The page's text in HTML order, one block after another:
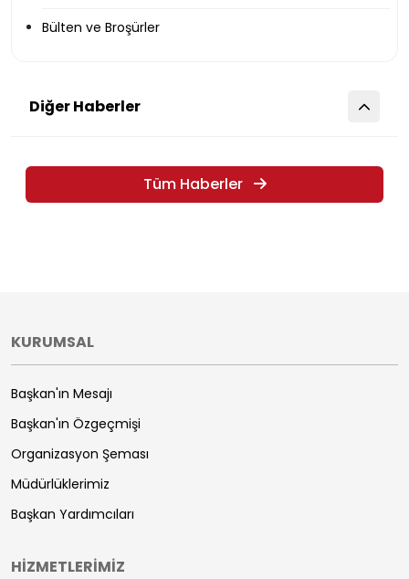
Bülten ve Broşürler
Diğer Haberler
Tüm Haberler
KURUMSAL
Başkan'ın Mesajı
Başkan'ın Özgeçmişi
Organizasyon Şeması
Müdürlüklerimiz
Başkan Yardımcıları
HİZMETLERİMİZ